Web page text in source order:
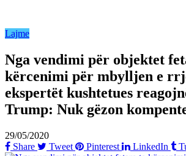
Lajme
Nga vendimi për objektet
kërcenimi për mbylljen e
ekspertët kushtetues
Trump: Nuk gëzon
29/05/2020
Share
Tweet Pinterest LinkedIn